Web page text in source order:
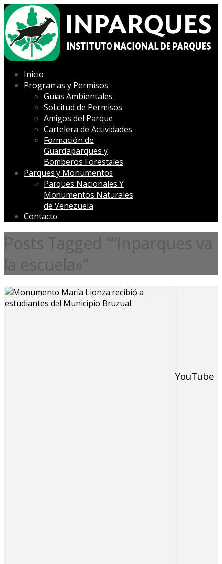
Inicio
Programas y Permisos
Guías Ambientales
Solicitud de Permisos
Amigos del Parque
Cartelera de Actividades
Formación de
Guardaparques y
Bomberos Forestales
Parques y Monumentos
Parques Nacionales Y
Monumentos Naturales
de Venezuela
Contacto
Posts Tagged ““Inparques va
la escuela»”
YouTube